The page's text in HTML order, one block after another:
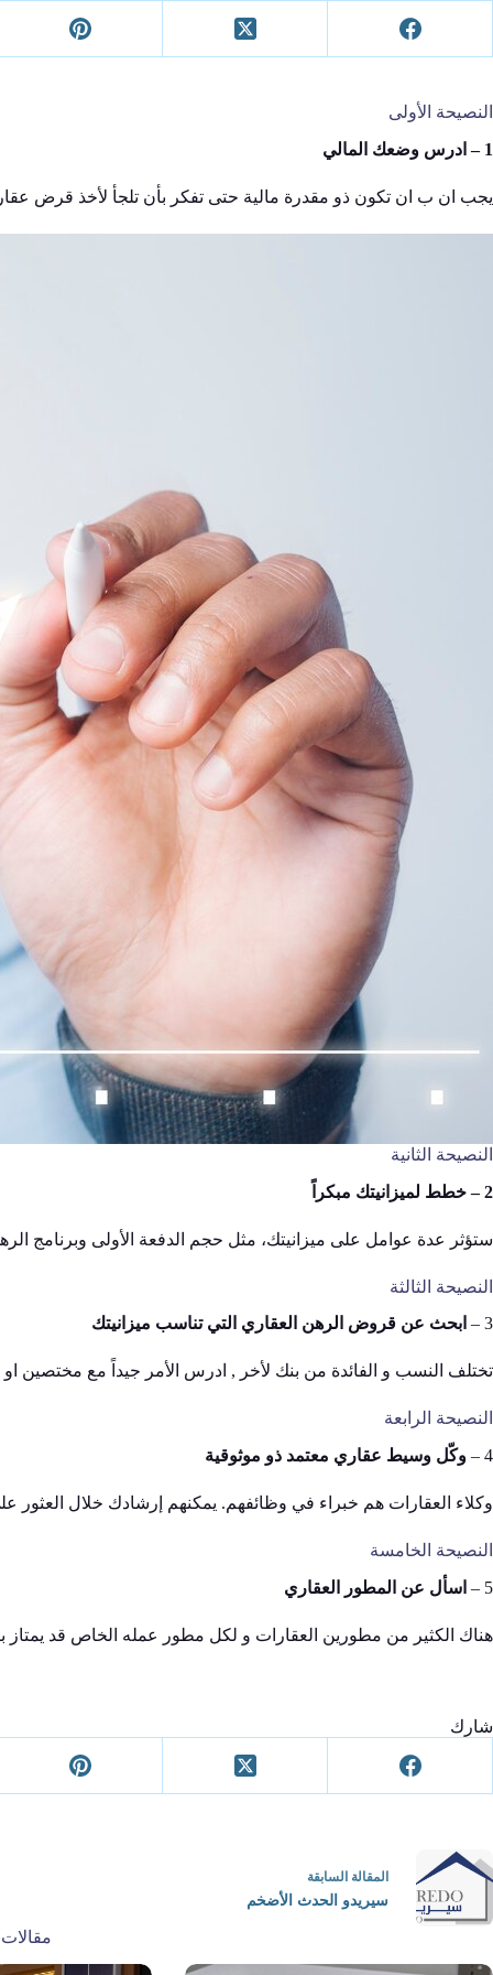
النصيحة الأولى
1 – ادرس وضعك المالي
يجب ان ب ان تكون ذو مقدرة مالية حتى تفكر بأن تلجأ لأخذ قرض
النصيحة الثانية
2 –
خطط لميزانيتك مبكراً
ستؤثر عدة عوامل على ميزانيتك، مثل حجم الدفعة الأولى وبرنامج
النصيحة الثالثة
3 –
ابحث عن قروض الرهن العقاري التي تناسب ميزانيتك
تختلف النسب و الفائدة من بنك لأخر , ادرس الأمر جيداً مع مختصين او
النصيحة الرابعة
4 –
وكّل وسيط عقاري معتمد ذو موثوقية
وكلاء العقارات هم خبراء في وظائفهم. يمكنهم إرشادك خلال العثور
النصيحة الخامسة
5 –
اسأل عن المطور العقاري
هناك الكثير من مطورين العقارات و لكل مطور عمله الخاص قد يمتاز
شارك
المقالة السابقة
سيريدو الحدث الأضخم